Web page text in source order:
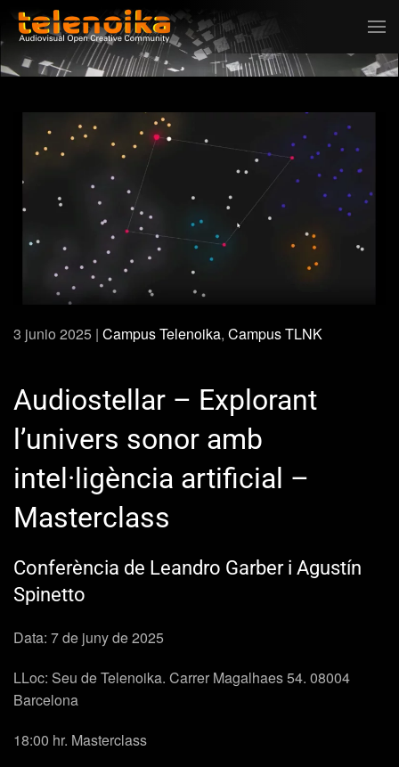
Ir al contenido principal
3 junio 2025 | Campus Telenoika, Campus TLNK
Audiostellar – Explorant
l’univers sonor amb
intel·ligència artificial –
Masterclass
Conferència de Leandro Garber i Agustín
Spinetto
Data: 7 de juny de 2025
LLoc: Seu de Telenoika. Carrer Magalhaes 54. 08004
Barcelona
18:00 hr. Masterclass